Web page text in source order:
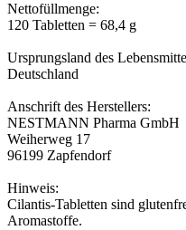
Nettofüllmenge:
120 Tabletten = 68,4 g
Ursprungsland des
Deutschland
Anschrift des Herstellers:
NESTMANN Pharma GmbH
Weiherweg 17
96199 Zapfendorf
Hinweis:
Cilantis-Tabletten sind
Aromastoffe.